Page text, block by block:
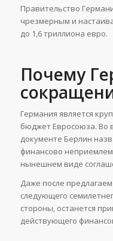
Правительство
чрезмерным и
до 1,6 триллиона евро.
Почему
Германия является
бюджет Евросоюза. Во
документе Берлин
финансово
нынешнем виде
Даже после
следующего
стороны, останется
действующего